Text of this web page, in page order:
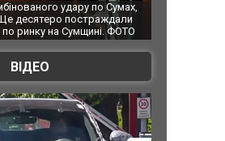
За 2000 кілометрів від кордону з Україною:
Єкатеринбурзі після атаки дронів загорівся
склад Wildberries. ФОТО. ВІДЕО
ВІДЕО